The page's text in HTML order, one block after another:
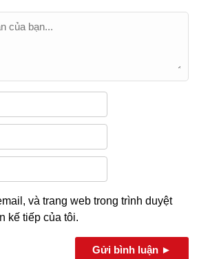
và trang web trong trình duyệt
kế tiếp của tôi.
Gửi bình luận ►